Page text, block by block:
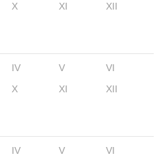
X XI XII
IV V
VI
X XI XII
IV V
VI